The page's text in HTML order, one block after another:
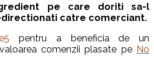
pe care doriti sa-l
catre comerciant.
pentru a beneficia de un
comenzii plasate pe No